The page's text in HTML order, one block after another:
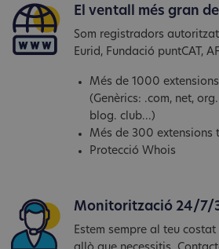
El ventall més gran
Som registradors
Eurid, Fundació puntCAT,
Més de 1000
(Genèrics: .com, net,
blog. club...)
Més de 300 extensions
Protecció Whois
Monitorització 24/7/
Estem sempre al teu